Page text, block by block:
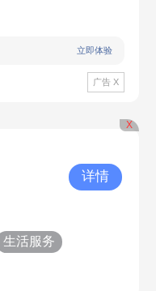
立即体验
广告 X
X
详情
生活服务